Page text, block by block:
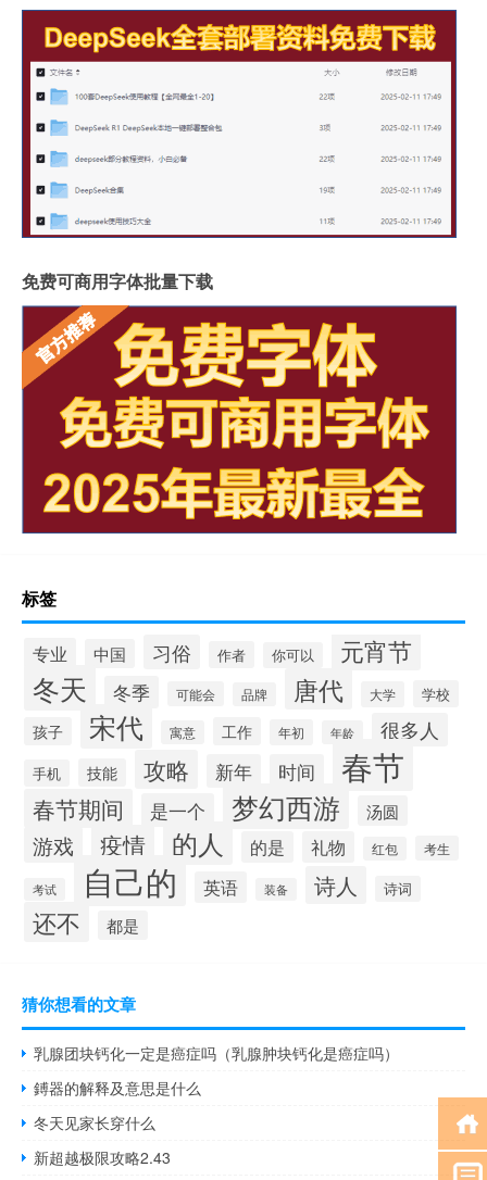
免费可商用字体批量下载
标签
专业 中国 习俗 作者 你可以 元宵节
冬天 冬季 可能会 品牌 唐代 大学 学校
孩子 宋代 寓意 工作 年初 年龄 很多人
手机 技能 攻略 新年 时间 春节
春节期间 是一个 梦幻西游 汤圆
游戏 疫情 的人 的是 礼物 红包 考生
考试 自己的 英语 装备 诗人 诗词
还不 都是
猜你想看的文章
乳腺团块钙化一定是癌症吗（乳腺肿块钙化是癌症吗）
鎛器的解释及意思是什么
冬天见家长穿什么
新超越极限攻略2.43